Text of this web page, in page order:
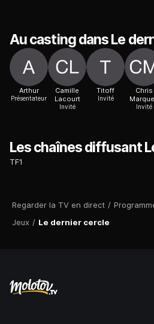
Regarder la TV en direct /
Jeux / Le dernier cercle
Au casting dans Le
Arthur
Présentateur
Camille
Lacourt
Invité
Titoff
Invité
Chris
Invité
Les chaînes diffusant
TF1